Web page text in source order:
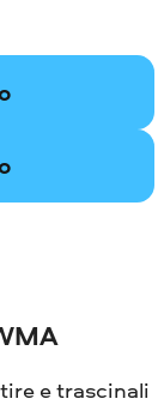
e trascinali